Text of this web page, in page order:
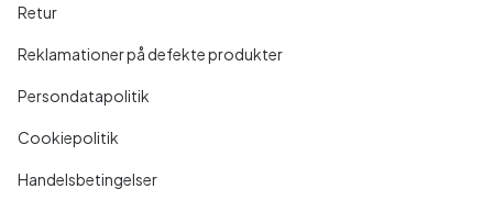
Retur
Reklamationer på defekte produkter
Persondatapolitik
Cookiepolitik
Handelsbetingelser